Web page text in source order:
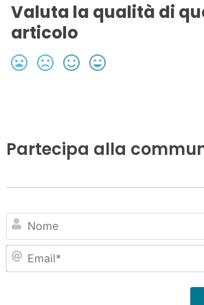
Valuta la qualità di
articolo
Partecipa alla